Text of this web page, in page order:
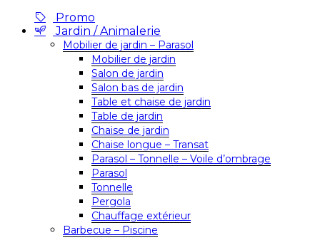
Promo
Jardin / Animalerie
Mobilier de jardin – Parasol
Mobilier de jardin
Salon de jardin
Salon bas de jardin
Table et chaise de jardin
Table de jardin
Chaise de jardin
Chaise longue – Transat
Parasol – Tonnelle – Voile d’ombrage
Parasol
Tonnelle
Pergola
Chauffage extérieur
Barbecue – Piscine